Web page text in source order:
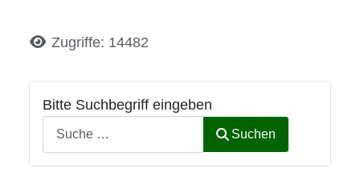
Bitte Suchbegriff eingeben
Suchen
DetailsZugriffe: 14482